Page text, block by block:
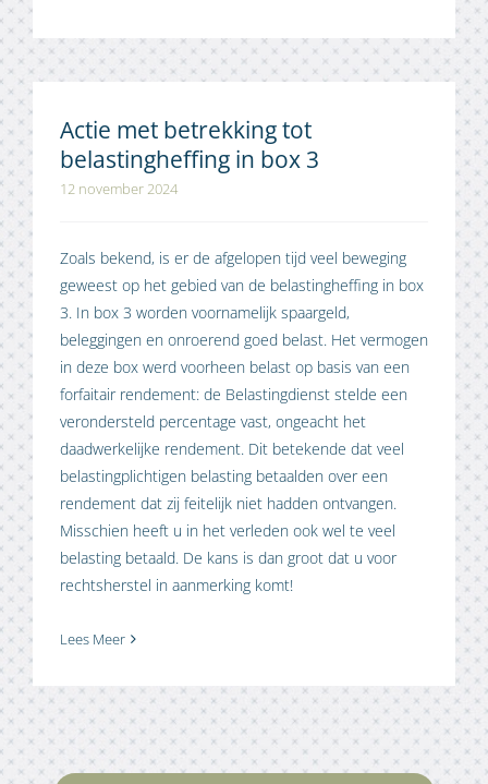
Actie met betrekking tot
belastingheffing in box 3
12 november 2024
Zoals bekend, is er de afgelopen tijd veel beweging
geweest op het gebied van de belastingheffing in box
3. In box 3 worden voornamelijk spaargeld,
beleggingen en onroerend goed belast. Het vermogen
in deze box werd voorheen belast op basis van een
forfaitair rendement: de Belastingdienst stelde een
verondersteld percentage vast, ongeacht het
daadwerkelijke rendement. Dit betekende dat veel
belastingplichtigen belasting betaalden over een
rendement dat zij feitelijk niet hadden ontvangen.
Misschien heeft u in het verleden ook wel te veel
belasting betaald. De kans is dan groot dat u voor
rechtsherstel in aanmerking komt!
Lees Meer